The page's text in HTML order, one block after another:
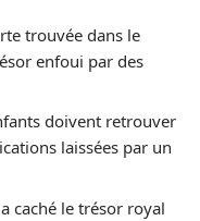
trouvée dans le
enfoui par des
doivent retrouver
laissées par un
caché le trésor royal